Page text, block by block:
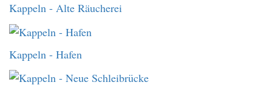
Kappeln - Alte Räucherei
Kappeln - Hafen